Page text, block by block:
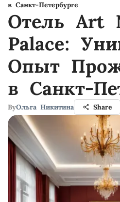
в Санкт-Петербурге
Отель Art
Palace:
Опыт
в Санкт-
ByОльга Никитина Share